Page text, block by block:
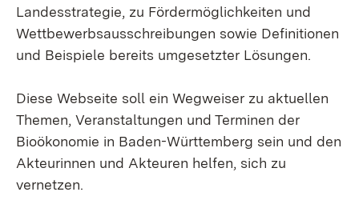
Landesstrategie, zu Fördermöglichkeiten und
Wettbewerbsausschreibungen sowie Definitionen
und Beispiele bereits umgesetzter Lösungen.
Diese Webseite soll ein Wegweiser zu aktuellen
Themen, Veranstaltungen und Terminen der
Bioökonomie in Baden-Württemberg sein und den
Akteurinnen und Akteuren helfen, sich zu
vernetzen.